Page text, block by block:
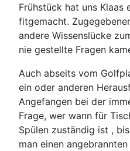
Frühstück hat uns Klaas
fitgemacht.
andere Wissenslücke
nie gestellte Fragen
Auch abseits vom
ein oder anderen
Angefangen bei der
Frage, wer wann für
Spülen zuständig ist ,
man einen